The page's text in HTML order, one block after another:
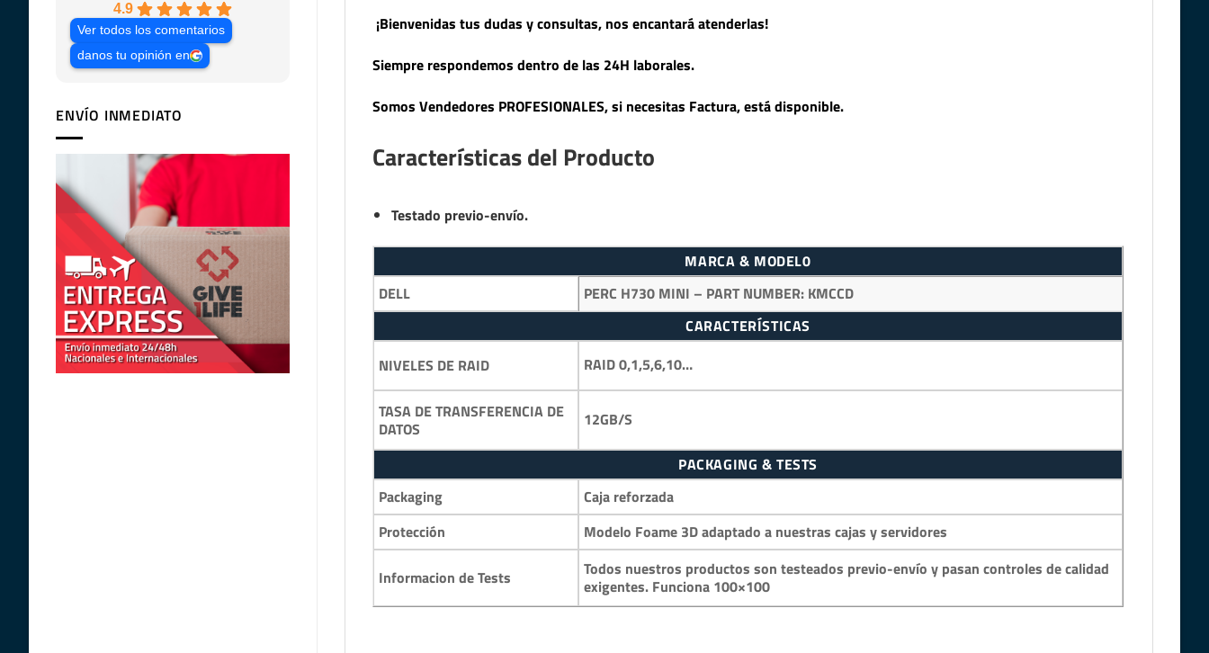
4.9
Ver todos los comentarios
danos tu opinión en
ENVÍO INMEDIATO
¡Bienvenidas tus dudas y consultas, nos encantará atenderlas!
Siempre respondemos dentro de las 24H laborales.
Somos Vendedores PROFESIONALES, si necesitas Factura, está disponible.
Características del Producto
Testado previo-envío.
MARCA & MODEL0
DELL
PERC H730 MINI – PART NUMBER: KMCCD
CARACTERÍSTICAS
NIVELES DE RAID
RAID 0,1,5,6,10…
TASA DE TRANSFERENCIA DE
DATOS
12GB/S
PACKAGING & TESTS
Packaging
Caja reforzada
Protección
Modelo Foame 3D adaptado a nuestras cajas y servidores
Informacion de Tests
Todos nuestros productos son testeados previo-envío y pasan controles de calidad
exigentes. Funciona 100×100